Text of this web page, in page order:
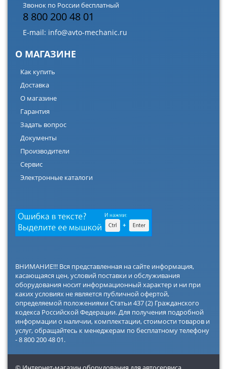
Звонок по России бесплатный
8 800 200 48 01
E-mail: info@avto-mechanic.ru
О МАГАЗИНЕ
Как купить
Доставка
О магазине
Гарантия
Задать вопрос
Документы
Производители
Сервис
Электронные каталоги
ВНИМАНИЕ!!! Вся представленная на сайте информация,
касающаяся цен, условий поставки и обслуживания
оборудования носит информационный характер и ни при
каких условиях не является публичной офертой,
определяемой положениями Статьи 437 (2) Гражданского
кодекса Российской Федерации. Для получения подробной
информации о наличии, комплектации, стоимости товаров и
услуг, обращайтесь к менеджерам по бесплатному телефону
- 8 800 200 48 01.